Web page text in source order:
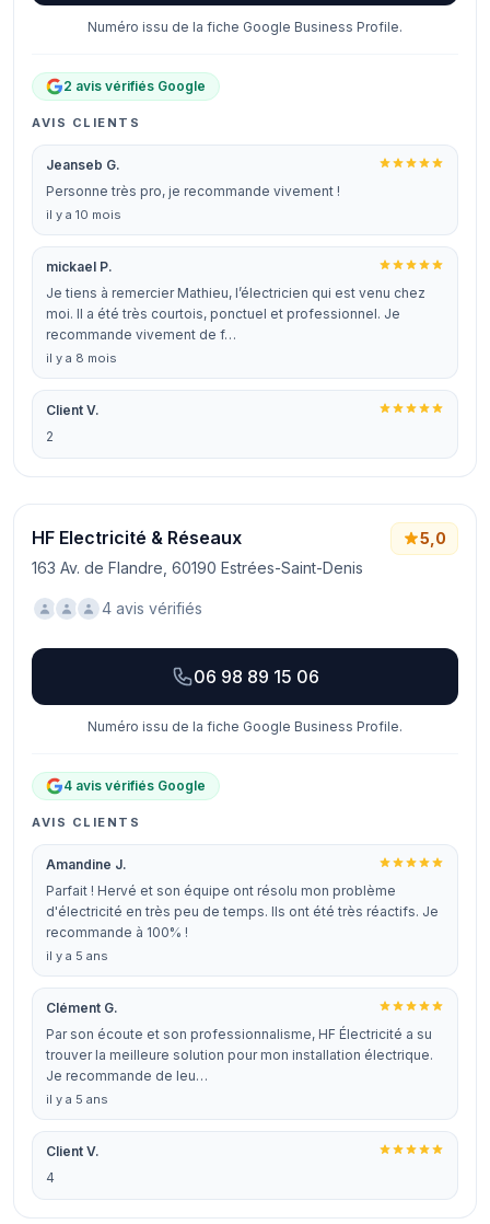
Numéro issu de la fiche Google Business Profile.
2 avis vérifiés Google
AVIS CLIENTS
Jeanseb G.
Personne très pro, je recommande vivement !
il y a 10 mois
mickael P.
Je tiens à remercier Mathieu, l’électricien qui est venu chez
moi. Il a été très courtois, ponctuel et professionnel. Je
recommande vivement de f…
il y a 8 mois
Client V.
2
HF Electricité & Réseaux
163 Av. de Flandre, 60190 Estrées-Saint-Denis
5,0
4 avis vérifiés
06 98 89 15 06
Numéro issu de la fiche Google Business Profile.
4 avis vérifiés Google
AVIS CLIENTS
Amandine J.
Parfait ! Hervé et son équipe ont résolu mon problème
d'électricité en très peu de temps. Ils ont été très réactifs. Je
recommande à 100% !
il y a 5 ans
Clément G.
Par son écoute et son professionnalisme, HF Électricité a su
trouver la meilleure solution pour mon installation électrique.
Je recommande de leu…
il y a 5 ans
Client V.
4